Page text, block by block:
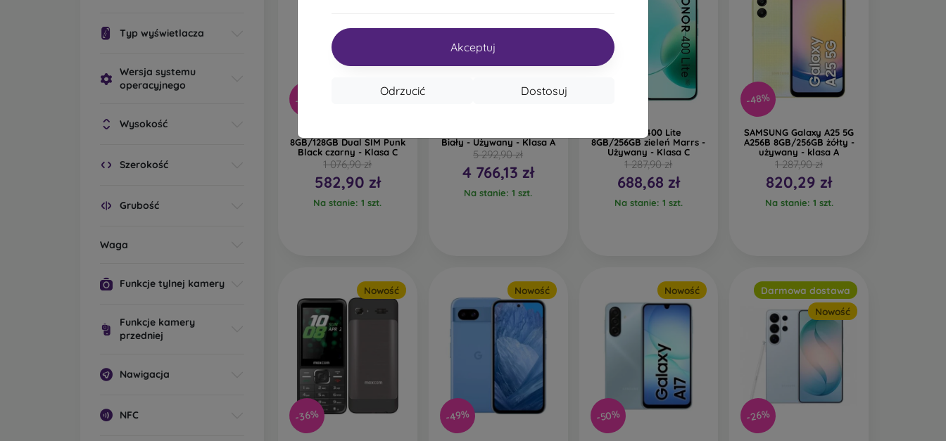
Akceptuj
Dostosuj
Odrzucić
Typ wyświetlacza
Wersja systemu
operacyjnego
Wysokość
Szerokość
Grubość
Waga
Funkcje tylnej kamery
Funkcje kamery
przedniej
Nawigacja
NFC
-56%
8GB/128GB Dual SIM Punk
Black czarny - Klasa C
1 076,90 zł
582,90 zł
Na stanie: 1 szt.
Biały - Używany - Klasa A
5 292,90 zł
4 766,13 zł
Na stanie: 1 szt.
Honor 400 Lite
8GB/256GB zieleń Marrs -
Używany - Klasa C
1 287,90 zł
688,68 zł
Na stanie: 1 szt.
-48%
SAMSUNG Galaxy A25 5G
A256B 8GB/256GB żółty -
używany - klasa A
1 287,90 zł
820,29 zł
Na stanie: 1 szt.
-36%
Nowość
-49%
Nowość
-50%
Nowość
-26%
Darmowa dostawa
Nowość